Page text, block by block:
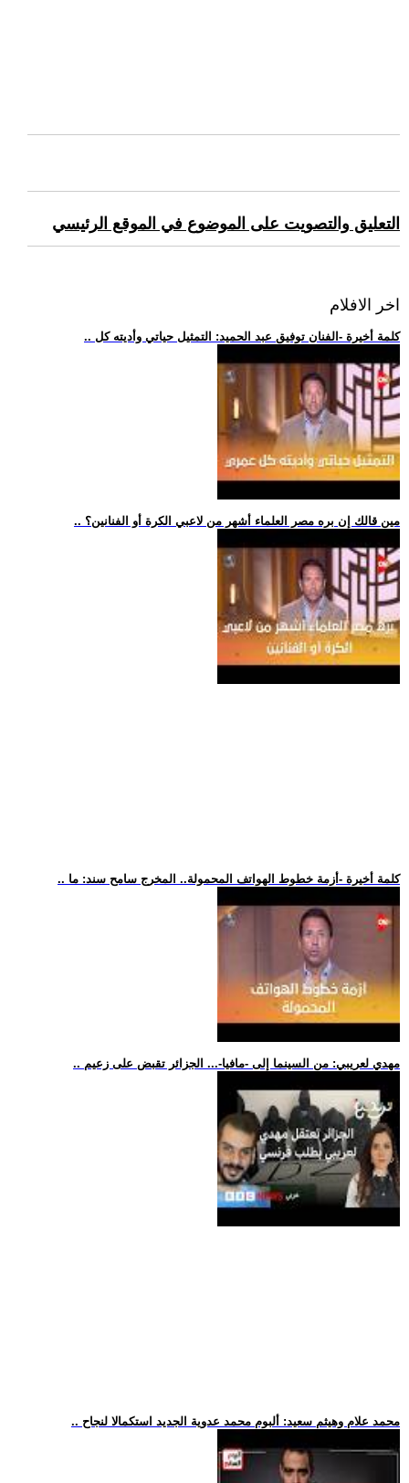
التعليق والتصويت على الموضوع في الموقع الرئيسي
اخر الافلام
.. كلمة أخيرة -الفنان توفيق عبد الحميد: التمثيل حياتي وأديته كل
.. مين قالك إن بره مصر العلماء أشهر من لاعبي الكرة أو الفنانين؟
.. كلمة أخيرة -أزمة خطوط الهواتف المحمولة.. المخرج سامح سند: ما
.. مهدي لعريبي: من السينما إلى -مافيا-... الجزائر تقبض على زعيم
.. محمد علام وهيثم سعيد: ألبوم محمد عدوية الجديد استكمالا لنجاح